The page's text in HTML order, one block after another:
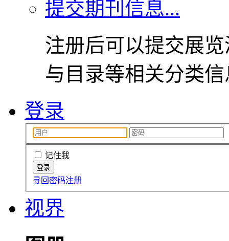
提交期刊信息...
注册后可以提交展
与目录等相关分类
登录
记住我
寻回密码注册
视界